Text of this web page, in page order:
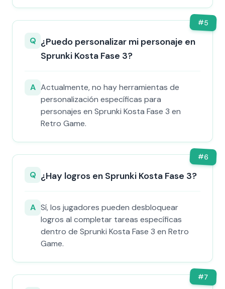
#5
Q ¿Puedo personalizar mi personaje en
Sprunki Kosta Fase 3?
A Actualmente, no hay herramientas de
personalización específicas para
personajes en Sprunki Kosta Fase 3 en
Retro Game.
#6
Q ¿Hay logros en Sprunki Kosta Fase 3?
A Sí, los jugadores pueden desbloquear
logros al completar tareas específicas
dentro de Sprunki Kosta Fase 3 en Retro
Game.
#7